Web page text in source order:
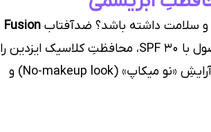
سلامت داشته باشد؟ ضدآفتاب Fusion
دقیقاً همان چیزی است که جای خالی‌اش در روتینِ زیبایی شما حس می‌شد. این محصول با SPF 30، محافظتِ کلاسیک ایزدین را
، ما این محصول را برای کسانی که به دنبال آرایشِ «نو میکاپ» (No-makeup look) و